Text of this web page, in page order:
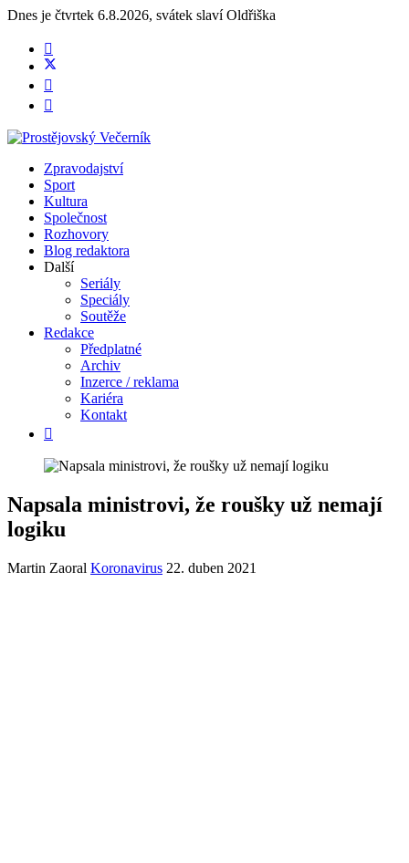
Dnes je čtvrtek 6.8.2026, svátek slavíOldřiška
Zpravodajství
Sport
Kultura
Společnost
Rozhovory
Blog redaktora
Další
Seriály
Speciály
Soutěže
Redakce
Předplatné
Archiv
Inzerce / reklama
Kariéra
Kontakt
Napsala ministrovi, že roušky už nemají
logiku
Martin Zaoral Koronavirus 22. duben 2021